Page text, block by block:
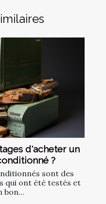
d'acheter un
?
sont des
qui ont été testés et
bon...